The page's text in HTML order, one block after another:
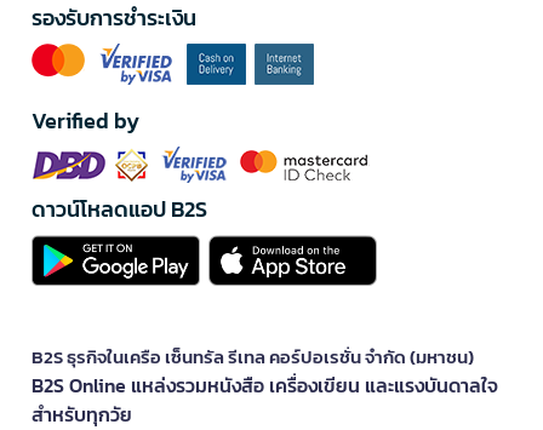
รองรับการชำระเงิน
Verified by
ดาวน์โหลดแอป B2S
B2S ธุรกิจในเครือ เซ็นทรัล รีเทล คอร์ปอเรชั่น จำกัด (มหาชน)
B2S Online แหล่งรวมหนังสือ เครื่องเขียน และแรงบันดาลใจ
สำหรับทุกวัย